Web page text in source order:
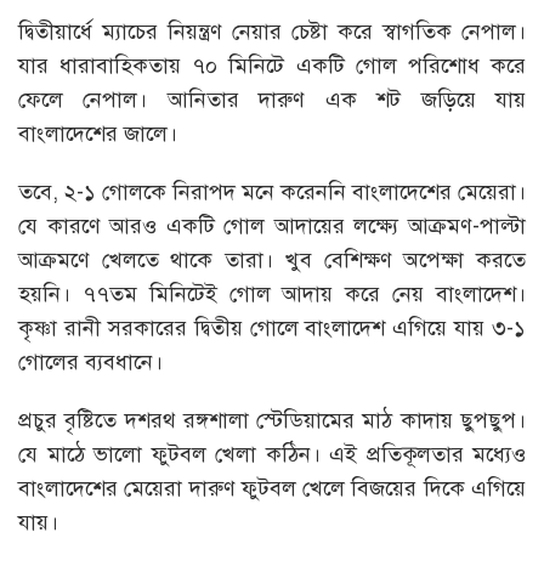
দ্বিতীয়ার্ধে ম্যাচের নিয়ন্ত্রণ নেয়ার চেষ্টা করে স্বাগতিক নেপাল।
যার ধারাবাহিকতায় ৭০ মিনিটে একটি গোল পরিশোধ করে
ফেলে নেপাল। আনিতার দারুণ এক শট জড়িয়ে যায়
বাংলাদেশের জালে।
তবে, ২-১ গোলকে নিরাপদ মনে করেননি বাংলাদেশের মেয়েরা।
যে কারণে আরও একটি গোল আদায়ের লক্ষ্যে আক্রমণ-পাল্টা
আক্রমণে খেলতে থাকে তারা। খুব বেশিক্ষণ অপেক্ষা করতে
হয়নি। ৭৭তম মিনিটেই গোল আদায় করে নেয় বাংলাদেশ।
কৃষ্ণা রানী সরকারের দ্বিতীয় গোলে বাংলাদেশ এগিয়ে যায় ৩-১
গোলের ব্যবধানে।
প্রচুর বৃষ্টিতে দশরথ রঙ্গশালা স্টেডিয়ামের মাঠ কাদায় ছুপছুপ।
যে মাঠে ভালো ফুটবল খেলা কঠিন। এই প্রতিকূলতার মধ্যেও
বাংলাদেশের মেয়েরা দারুণ ফুটবল খেলে বিজয়ের দিকে এগিয়ে
যায়।